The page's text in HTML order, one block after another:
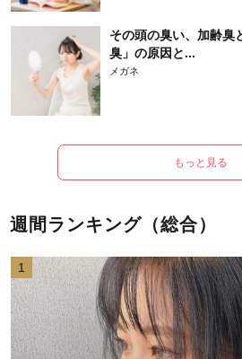
その頭の臭い、加齢臭
臭」の原因と...
メガネ
もっと見る
週間ランキング（総合）
1